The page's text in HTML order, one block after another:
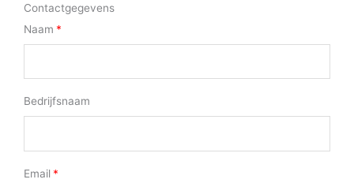
Contactgegevens
Naam
Bedrijfsnaam
Email